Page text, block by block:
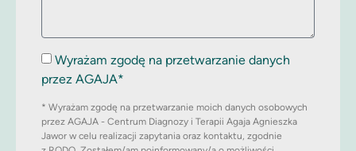
Wyrażam zgodę na przetwarzanie danych
przez AGAJA*
* Wyrażam zgodę na przetwarzanie moich danych osobowych
przez AGAJA - Centrum Diagnozy i Terapii Agaja Agnieszka
Jawor w celu realizacji zapytania oraz kontaktu, zgodnie